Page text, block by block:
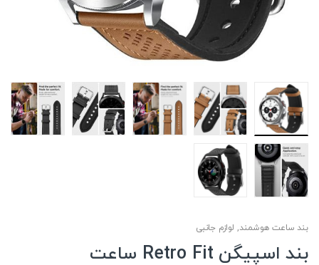
بند ساعت هوشمند, لوازم جانبی
بند اسپیگن Retro Fit ساعت